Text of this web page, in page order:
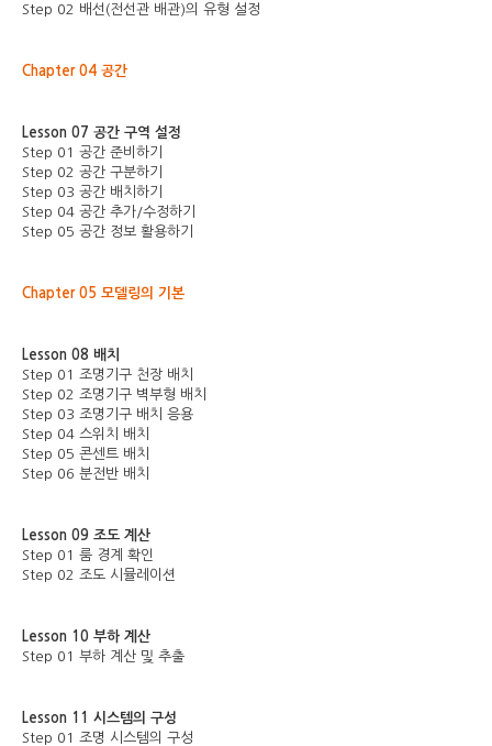
Step 02 배선(전선관 배관)의 유형 설정
Chapter 04 공간
Lesson 07 공간 구역 설정
Step 01 공간 준비하기
Step 02 공간 구분하기
Step 03 공간 배치하기
Step 04 공간 추가/수정하기
Step 05 공간 정보 활용하기
Chapter 05 모델링의 기본
Lesson 08 배치
Step 01 조명기구 천장 배치
Step 02 조명기구 벽부형 배치
Step 03 조명기구 배치 응용
Step 04 스위치 배치
Step 05 콘센트 배치
Step 06 분전반 배치
Lesson 09 조도 계산
Step 01 룸 경계 확인
Step 02 조도 시뮬레이션
Lesson 10 부하 계산
Step 01 부하 계산 및 추출
Lesson 11 시스템의 구성
Step 01 조명 시스템의 구성